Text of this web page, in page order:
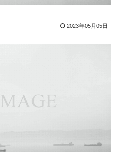
2023年05月05日